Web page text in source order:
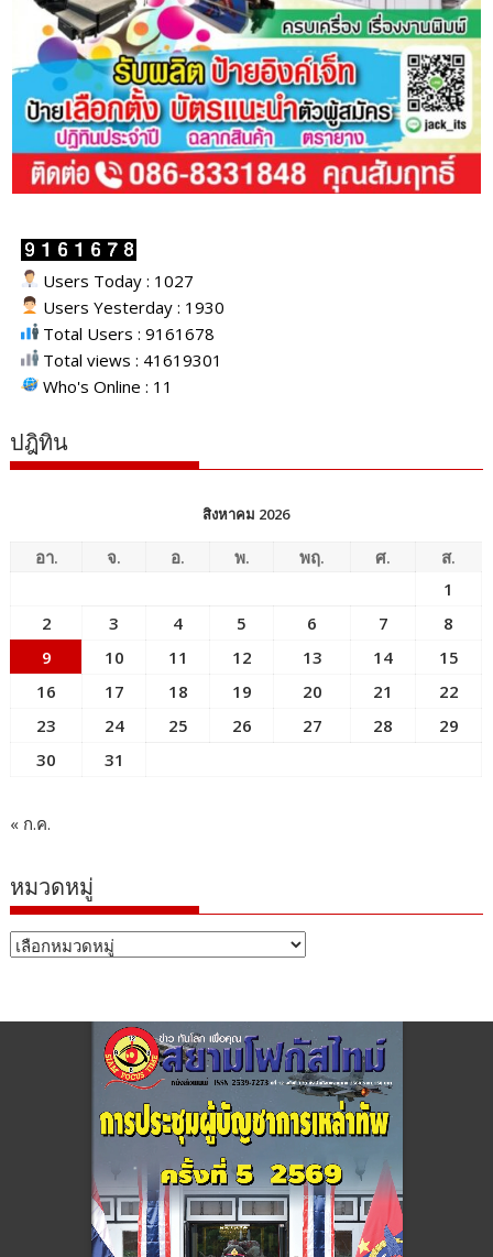
Users Today : 1027
Users Yesterday : 1930
Total Users : 9161678
Total views : 41619301
Who's Online : 11
ปฎิทิน
สิงหาคม 2026
อา. จ. อ. พ. พฤ. ศ.
ส.
1
2
3 4 5 6 7
8
9
10 11 12 13 14
15
16
17 18 19 20 21
22
23
24 25 26 27 28
29
30
31
« ก.ค.
หมวดหมู่
หมวด